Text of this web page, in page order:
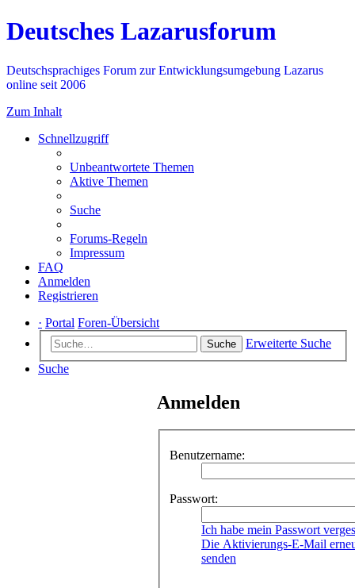
Deutsches Lazarusforum
Deutschsprachiges Forum zur Entwicklungsumgebung Lazarus
online seit 2006
Zum Inhalt
Schnellzugriff
Unbeantwortete Themen
Aktive Themen
Suche
Forums-Regeln
Impressum
FAQ
Anmelden
Registrieren
· Portal Foren-Übersicht
Suche
Erweiterte Suche
Suche
Anmelden
Benutzername:
Passwort:
Ich habe mein Passwort
Die Aktivierungs-E-Mail
senden